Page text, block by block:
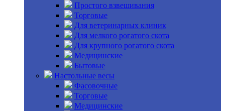
Простого взвешивания
Торговые
Для ветеринарных клиник
Для мелкого рогатого скота
Для крупного рогатого скота
Медицинские
Бытовые
Настольные весы
Фасовочные
Торговые
Медицинские